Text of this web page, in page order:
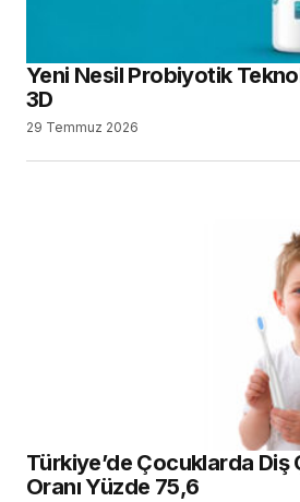
Yeni Nesil Probiyotik
3D
29 Temmuz 2026
Türkiye’de Çocuklarda Diş
Oranı Yüzde 75,6